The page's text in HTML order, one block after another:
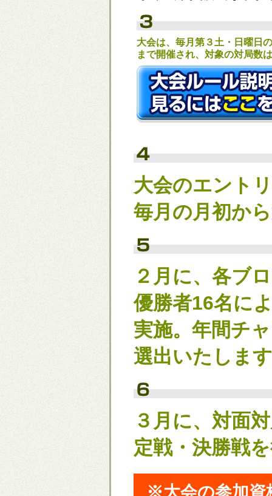
大会は、毎月第３土・日曜日
まで開催され、対象の対局数
大会のエント
毎月の月初か
２月に、各ブ
優勝者16名に
実施。年間チ
選出いたしま
３月に、対面
定戦・決勝戦
※大会の参加資